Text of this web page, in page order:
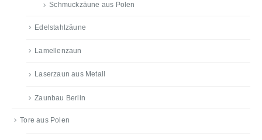
Schmuckzäune aus Polen
Edelstahlzäune
Lamellenzaun
Laserzaun aus Metall
Zaunbau Berlin
Tore aus Polen